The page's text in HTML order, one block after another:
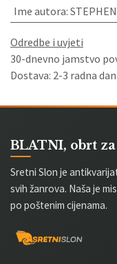
Ime autora: STEPHEN
Odredbe i uvjeti
30-dnevno jamstvo
Dostava: 2-3 radna
BLATNI, obrt
Sretni Slon je
svih žanrova. Naša je
po poštenim cijenama.